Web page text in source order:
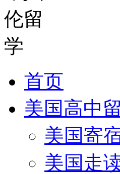
首页
美国高中
美国寄
美国走